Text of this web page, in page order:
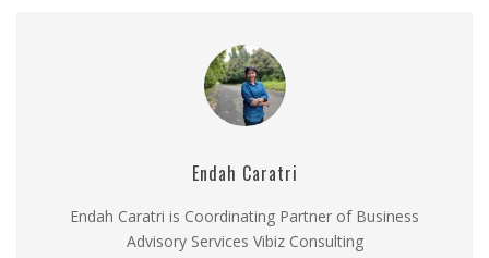
Endah Caratri
Endah Caratri is Coordinating Partner of Business
Advisory Services Vibiz Consulting